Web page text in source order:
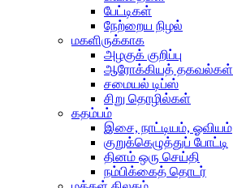
பேட்டிகள்
நேற்றைய நிழல்
மகளிருக்காக
அழகுக் குறிப்பு
ஆரோக்கியத் தகவல்கள்
சமையல் டிப்ஸ்
சிறு தொழில்கள்
கதம்பம்
இசை, நாட்டியம், ஓவியம்
குறுக்கெழுத்துப் போட்டி
தினம் ஒரு செய்தி
நம்பிக்கைத் தொடர்